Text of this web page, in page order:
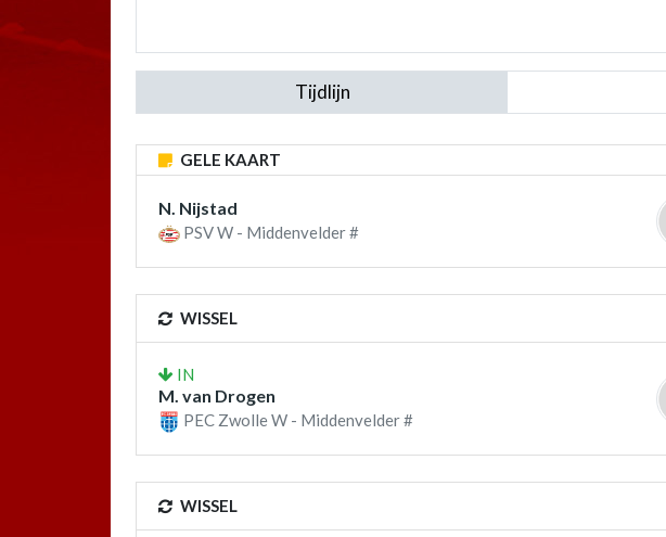
Tijdlijn
GELE KAART
N. Nijstad
PSV W - Middenvelder #
WISSEL
IN
M. van Drogen
PEC Zwolle W - Middenvelder #
WISSEL